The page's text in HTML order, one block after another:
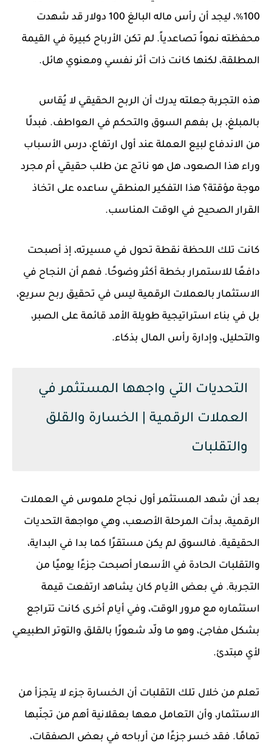
100٪، ليجد أن رأس ماله البالغ 100 دولار قد شهدت
محفظته نمواً تصاعدياً. لم تكن الأرباح كبيرة في القيمة
المطلقة، لكنها كانت ذات أثر نفسي ومعنوي هائل.
هذه التجربة جعلته يدرك أن الربح الحقيقي لا يُقاس
بالمبلغ، بل بفهم السوق والتحكم في العواطف. فبدلًا
من الاندفاع لبيع العملة عند أول ارتفاع، درس الأسباب
وراء هذا الصعود، هل هو ناتج عن طلب حقيقي أم مجرد
موجة مؤقتة؟ هذا التفكير المنطقي ساعده على اتخاذ
القرار الصحيح في الوقت المناسب.
كانت تلك اللحظة نقطة تحول في مسيرته، إذ أصبحت
دافعًا للاستمرار بخطة أكثر وضوحًا. فهم أن النجاح في
الاستثمار بالعملات الرقمية ليس في تحقيق ربح سريع،
بل في بناء استراتيجية طويلة الأمد قائمة على الصبر،
والتحليل، وإدارة رأس المال بذكاء.
التحديات التي واجهها المستثمر في
العملات الرقمية | الخسارة والقلق
والتقلبات
بعد أن شهد المستثمر أول نجاح ملموس في العملات
الرقمية، بدأت المرحلة الأصعب، وهي مواجهة التحديات
الحقيقية. فالسوق لم يكن مستقرًا كما بدا في البداية،
والتقلبات الحادة في الأسعار أصبحت جزءًا يوميًا من
التجربة. في بعض الأيام كان يشاهد ارتفعت قيمة
استثماره مع مرور الوقت، وفي أيام أخرى كانت تتراجع
بشكل مفاجئ، وهو ما ولّد شعورًا بالقلق والتوتر الطبيعي
لأي مبتدئ.
تعلم من خلال تلك التقلبات أن الخسارة جزء لا يتجزأ من
الاستثمار، وأن التعامل معها بعقلانية أهم من تجنّبها
تمامًا. فقد خسر جزءًا من أرباحه في بعض الصفقات،